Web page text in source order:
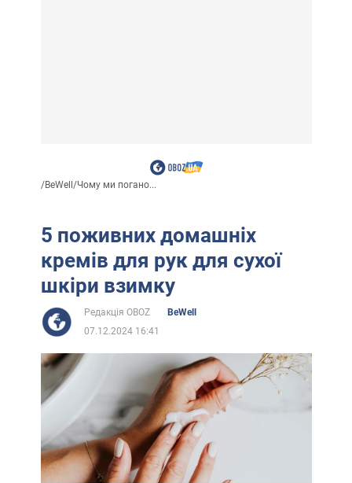
/BeWell/Чому ми погано...
5 поживних домашніх
кремів для рук для сухої
шкіри взимку
Редакція OBOZ
BeWell
07.12.2024 16:41